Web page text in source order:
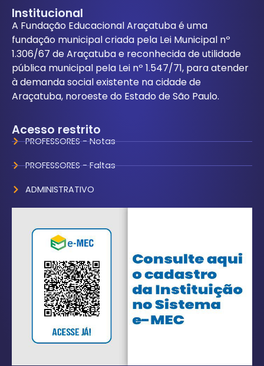
Institucional
A Fundação Educacional Araçatuba é uma
fundação municipal criada pela Lei Municipal nº
1.306/67 de Araçatuba e reconhecida de utilidade
pública municipal pela Lei nº 1.547/71, para atender
à demanda social existente na cidade de
Araçatuba, noroeste do Estado de São Paulo.
Acesso restrito
PROFESSORES - Notas
PROFESSORES - Faltas
ADMINISTRATIVO